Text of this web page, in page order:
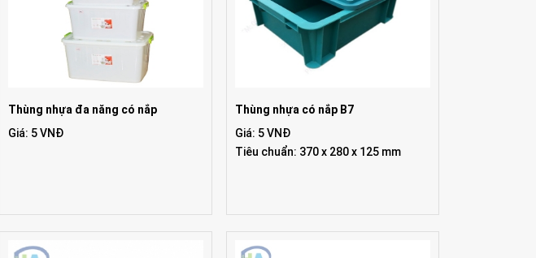
Thùng nhựa đa năng có nắp
Giá: 5 VNĐ
Thùng nhựa có nắp B7
Giá: 5 VNĐ
Tiêu chuẩn: 370 x 280 x 125 mm